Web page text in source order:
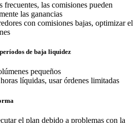
frecuentes, las comisiones pueden
las ganancias
con comisiones bajas, optimizar el
de baja liquidez
pequeños
líquidas, usar órdenes limitadas
el plan debido a problemas con la